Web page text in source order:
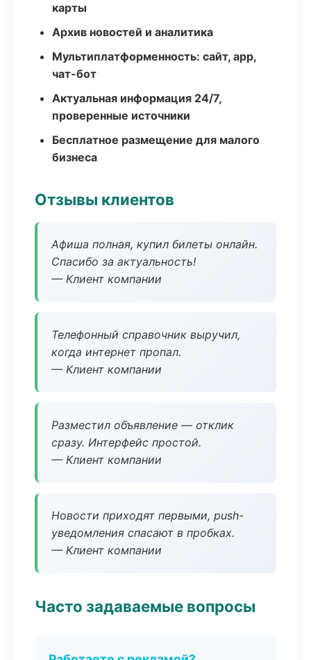
карты
Архив новостей и аналитика
Мультиплатформенность: сайт, app,
чат-бот
Актуальная информация 24/7,
проверенные источники
Бесплатное размещение для малого
бизнеса
Отзывы клиентов
Афиша полная, купил билеты онлайн.
Спасибо за актуальность!
— Клиент компании
Телефонный справочник выручил,
когда интернет пропал.
— Клиент компании
Разместил объявление — отклик
сразу. Интерфейс простой.
— Клиент компании
Новости приходят первыми, push-
уведомления спасают в пробках.
— Клиент компании
Часто задаваемые вопросы